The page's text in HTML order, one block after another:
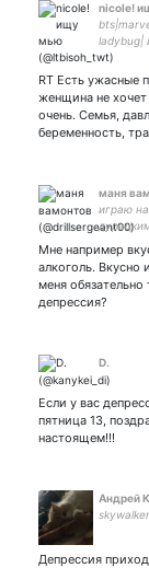
nicole!
ladybug|
#взамно
RT Есть ужасные
женщина не
очень. Семья,
беременность,
маня
играю
Мне например
алкоголь. Вкусно
меня обязательно
депрессия?
D.
Если у вас
пятница 13,
настоящем!!!
Андрей
skywalker
Депрессия